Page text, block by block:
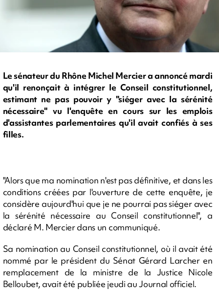
Le sénateur du Rhône Michel Mercier a annoncé mardi
qu'il renonçait à intégrer le Conseil constitutionnel,
estimant ne pas pouvoir y "siéger avec la sérénité
nécessaire" vu l'enquête en cours sur les emplois
d'assistantes parlementaires qu'il avait confiés à ses
filles.
"Alors que ma nomination n'est pas définitive, et dans les
conditions créées par l'ouverture de cette enquête, je
considère aujourd'hui que je ne pourrai pas siéger avec
la sérénité nécessaire au Conseil constitutionnel", a
déclaré M. Mercier dans un communiqué.
Sa nomination au Conseil constitutionnel, où il avait été
nommé par le président du Sénat Gérard Larcher en
remplacement de la ministre de la Justice Nicole
Belloubet, avait été publiée jeudi au Journal officiel.